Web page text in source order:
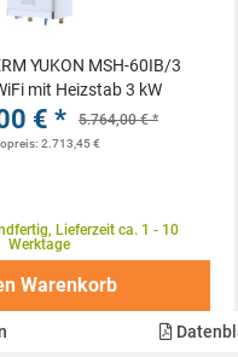
YUKON MSH-60IB/3
mit Heizstab 3 kW
€ * 5.764,00 € *
2.713,45 €
Lieferzeit ca. 1 - 10
Werktage
Warenkorb